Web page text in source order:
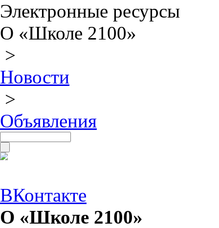
Электронные ресурсы
О «Школе 2100»
>
Новости
>
Объявления
ВКонтакте
О «Школе 2100»